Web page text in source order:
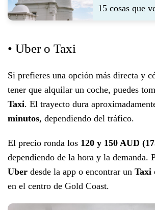
15 cosas que
• Uber o Taxi
Si prefieres una opción más directa y
tener que alquilar un coche, puedes
Taxi. El trayecto dura
minutos, dependiendo del tráfico.
El precio ronda los 120 y 150 AUD
dependiendo de la hora y la demanda.
Uber desde la app o encontrar un Taxi
en el centro de Gold Coast.